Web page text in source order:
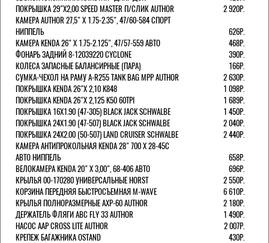
ПОКРЫШКА 29"Х2,00 SPEED MASTER П/СЛИК AUTHOR
2 920Р.
КАМЕРА AUTHOR 27,5" Х 1.75-2.35", 47/60-584 СПОРТ
НИППЕЛЬ
626Р.
КАМЕРА KENDA 26" Х 1.75-2.125", 47/57-559 АВТО
468Р.
ФОНАРЬ ЗАДНИЙ 8-12039220 CYCLONE
390Р.
КОЛЕСА ЗАПАСНЫЕ БАЛАНСИРНЫЕ (ПАРА)
166Р.
CУМКА-ЧЕХОЛ НА РАМУ A-R255 TANK BAG MPP AUTHOR
2 630Р.
ПОКРЫШКА KENDA 26"Х 2,10 K848
1 098Р.
ПОКРЫШКА KENDA 26"Х 2,125 K50 60TPI
1 689Р.
ПОКРЫШКА 16X1.90 (47-305) BLACK JACK SCHWALBE
1 450Р.
ПОКРЫШКА 24X1.90 (47-507) BLACK JACK SCHWALBE
2 040Р.
ПОКРЫШКА 24X2.00 (50-507) LAND CRUISER SCHWALBE
2 440Р.
КАМЕРА АНТИПРОКОЛЬНАЯ KENDA 28" 700 Х 28-45C
АВТО НИППЕЛЬ
658Р.
ВЕЛОКАМЕРА KENDA 20" Х 3,00", 68-406 АВТО
696Р.
КРЫЛЬЯ 00-170280 УНИВЕРСАЛЬНЫЕ HORST
2 550Р.
КОРЗИНА ПЕРЕДНЯЯ БЫСТРОСЪЕМНАЯ M-WAVE
6 610Р.
КРЫЛЬЯ ПОЛНОРАЗМЕРНЫЕ AXP-60 AUTHOR
2 180Р.
ДЕРЖАТЕЛЬ ФЛЯГИ АВС FLY 33 AUTHOR
1 490Р.
НАСОС AAP CROSS LITE AUTHOR
2 007Р.
КРЕПЕЖ БАГАЖНИКА OSTAND
430Р.